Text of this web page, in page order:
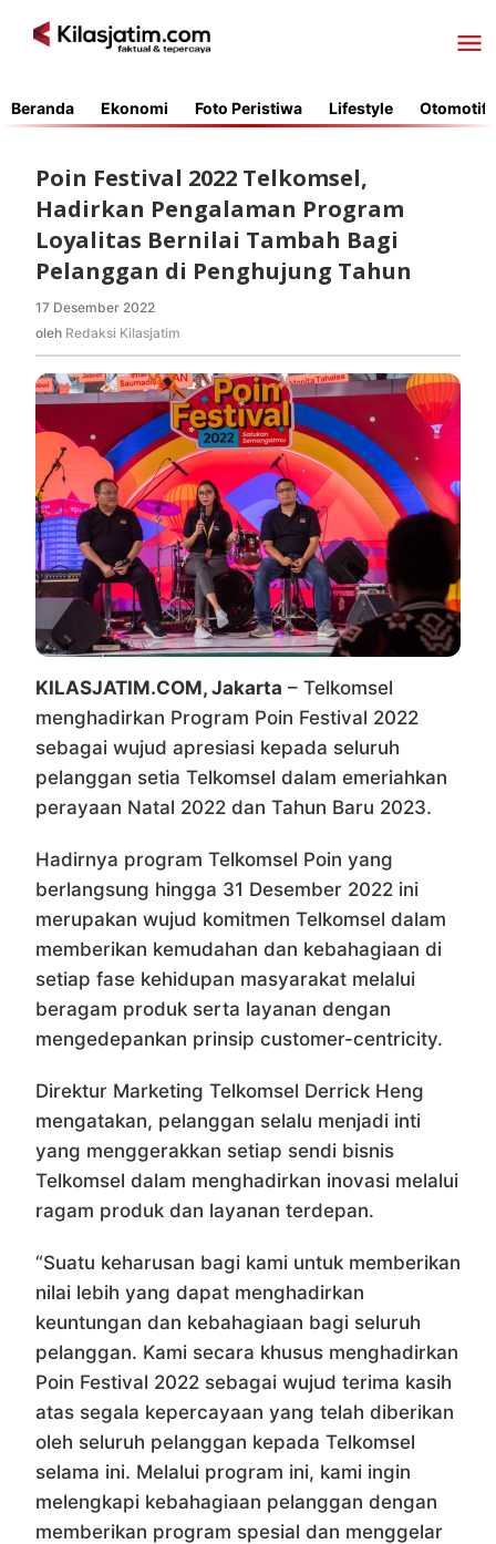
Beranda Ekonomi Foto Peristiwa Lifestyle Otomotif
Poin Festival 2022 Telkomsel,
Hadirkan Pengalaman Program
Loyalitas Bernilai Tambah Bagi
Pelanggan di Penghujung Tahun
17 Desember 2022
Redaksi
oleh Redaksi Kilasjatim
KILASJATIM.COM, Jakarta – Telkomsel
menghadirkan Program Poin Festival 2022
sebagai wujud apresiasi kepada seluruh
pelanggan setia Telkomsel dalam emeriahkan
perayaan Natal 2022 dan Tahun Baru 2023.
Hadirnya program Telkomsel Poin yang
berlangsung hingga 31 Desember 2022 ini
merupakan wujud komitmen Telkomsel dalam
memberikan kemudahan dan kebahagiaan di
setiap fase kehidupan masyarakat melalui
beragam produk serta layanan dengan
mengedepankan prinsip customer-centricity.
Direktur Marketing Telkomsel Derrick Heng
mengatakan, pelanggan selalu menjadi inti
yang menggerakkan setiap sendi bisnis
Telkomsel dalam menghadirkan inovasi melalui
ragam produk dan layanan terdepan.
“Suatu keharusan bagi kami untuk memberikan
nilai lebih yang dapat menghadirkan
keuntungan dan kebahagiaan bagi seluruh
pelanggan. Kami secara khusus menghadirkan
Poin Festival 2022 sebagai wujud terima kasih
atas segala kepercayaan yang telah diberikan
oleh seluruh pelanggan kepada Telkomsel
selama ini. Melalui program ini, kami ingin
melengkapi kebahagiaan pelanggan dengan
memberikan program spesial dan menggelar